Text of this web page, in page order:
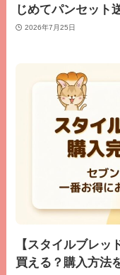
じめてパンセット
2026年7月25日
【スタイルブレッ
買える？購入方法